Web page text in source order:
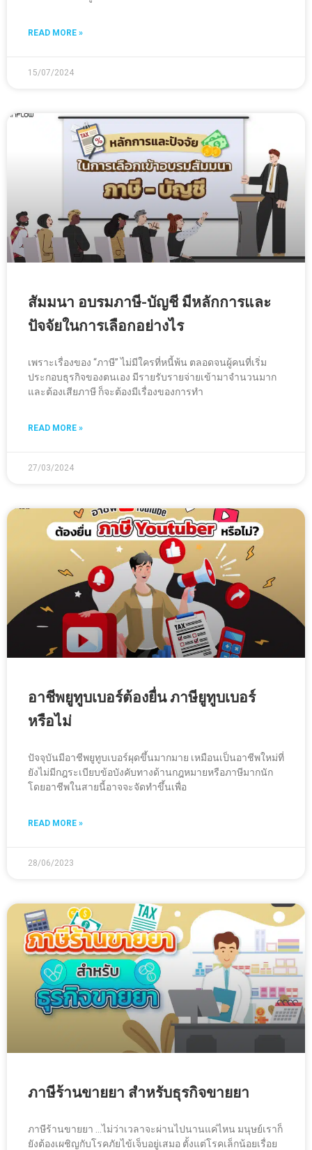
READ MORE »
15/07/2024
สัมมนา อบรมภาษี-บัญชี มีหลักการและ
ปัจจัยในการเลือกอย่างไร
เพราะเรื่องของ “ภาษี” ไม่มีใครที่หนี้พ้น ตลอดจนผู้คนที่เริ่ม
ประกอบธุรกิจของตนเอง มีรายรับรายจ่ายเข้ามาจำนวนมาก
และต้องเสียภาษี ก็จะต้องมีเรื่องของการทำ
READ MORE »
27/03/2024
อาชีพยูทูบเบอร์ต้องยื่น ภาษียูทูบเบอร์
หรือไม่
ปัจจุบันมีอาชีพยูทูบเบอร์ผุดขึ้นมากมาย เหมือนเป็นอาชีพใหม่ที่
ยังไม่มีกฎระเบียบข้อบังคับทางด้านกฎหมายหรือภาษีมากนัก
โดยอาชีพในสายนี้อาจจะจัดทำขึ้นเพื่อ
READ MORE »
28/06/2023
ภาษีร้านขายยา สำหรับธุรกิจขายยา
ภาษีร้านขายยา …ไม่ว่าเวลาจะผ่านไปนานแค่ไหน มนุษย์เราก็
ยังต้องเผชิญกับโรคภัยไข้เจ็บอยู่เสมอ ตั้งแต่โรคเล็กน้อยเรื่อย